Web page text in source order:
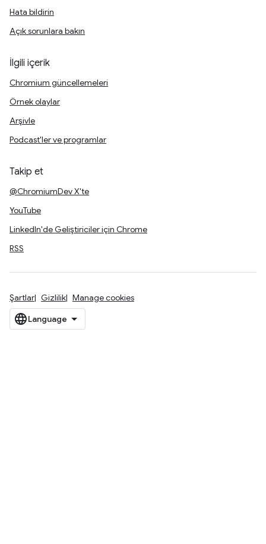
Hata bildirin
Açık sorunlara bakın
İlgili içerik
Chromium güncellemeleri
Örnek olaylar
Arşivle
Podcast'ler ve programlar
Takip et
@ChromiumDev X'te
YouTube
LinkedIn'de Geliştiriciler için Chrome
RSS
Şartlar Gizlilik Manage cookies